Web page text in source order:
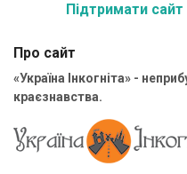
Підтримати сайт
Про сайт
«Україна Інкогніта» -
краєзнавства.